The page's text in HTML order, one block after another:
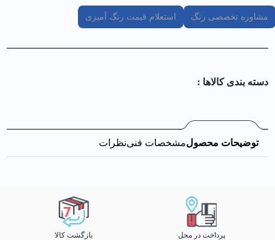
مشاوره تخصصی رنگ استعلام قیمت رنگ آمیزی
دسته بندی کالا‌ها :
توضیحات محصولمشخصات فنینظرات
پرداخت در محل بازگشت کالا